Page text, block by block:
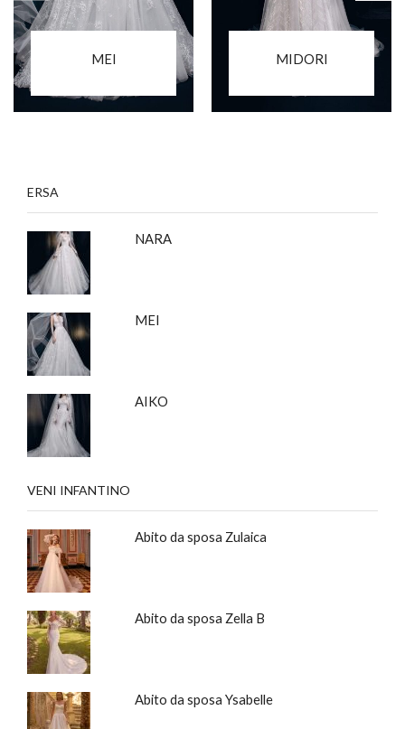
MEI MIDORI
ERSA
NARA
MEI
AIKO
VENI INFANTINO
Abito da sposa Zulaica
Abito da sposa Zella B
Abito da sposa Ysabelle